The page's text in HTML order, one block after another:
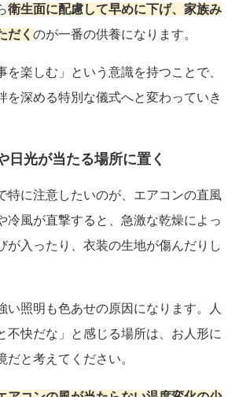
衛生面に配慮して早めに下げ、家族み
だく のが一番の供養になります。
を楽しむ」という意識を持つことで、
を深める特別な儀式へと変わっていき
日光が当たる場所に置く
特に注意したいのが、エアコンの直風
冷風が直撃すると、急激な乾燥によっ
が入ったり、衣装の生地が傷んだりし
い照明も色あせの原因になります。人
不快だな」と感じる場所は、お人形に
だと考えてください。